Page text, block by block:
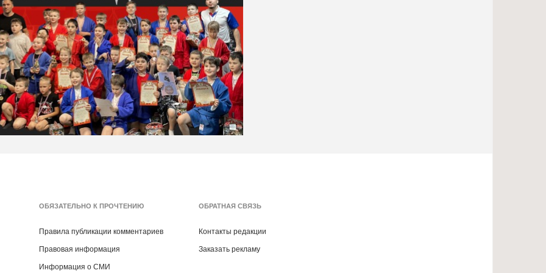
ОБЯЗАТЕЛЬНО К ПРОЧТЕНИЮ
Правила публикации комментариев
Правовая информация
Информация о СМИ
ОБРАТНАЯ СВЯЗЬ
Контакты редакции
Заказать рекламу